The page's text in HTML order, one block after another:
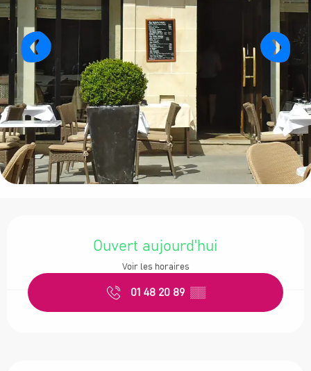
Ouvert aujourd'hui
Voir les horaires
01 48 20 89 ▒▒